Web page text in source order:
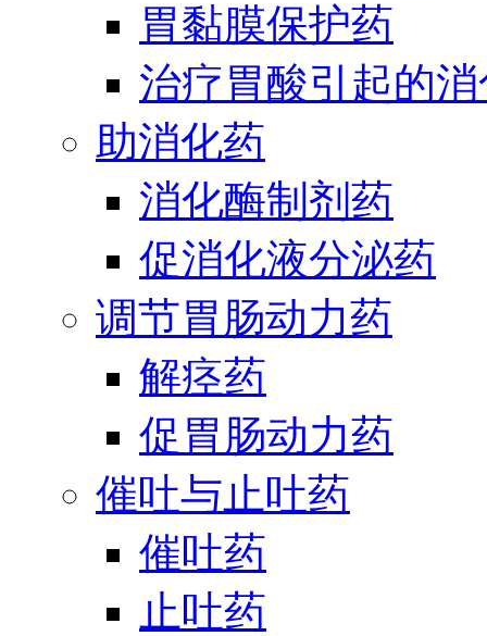
胃黏膜保护药
治疗胃酸引起的
助消化药
消化酶制剂药
促消化液分泌药
调节胃肠动力药
解痉药
促胃肠动力药
催吐与止吐药
催吐药
止吐药